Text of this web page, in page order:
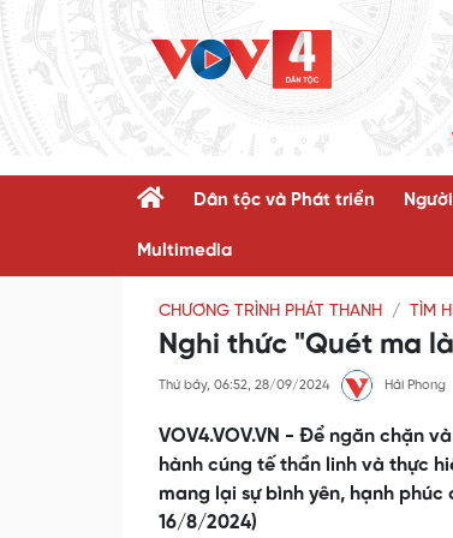
Dân tộc và Phát triển
Multimedia
CHƯƠNG TRÌNH PHÁT THANH TÌM
Nghi thức "Quét ma
Thứ bảy, 06:52, 28/09/2024 Hải Phong
VOV4.VOV.VN - Để ngăn chặn
hành cúng tế thần linh và thực
mang lại sự bình yên, hạnh
16/8/2024)